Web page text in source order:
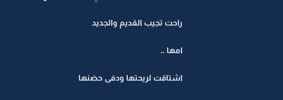
راحت تجيب القديم والجديد
امها ..
اشتاقت لريحتها ودفى حضنها